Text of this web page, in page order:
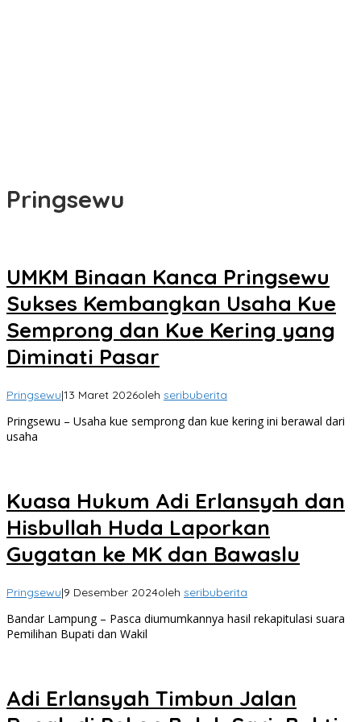
Pringsewu
UMKM Binaan Kanca Pringsewu
Sukses Kembangkan Usaha Kue
Semprong dan Kue Kering yang
Diminati Pasar
Pringsewu|13 Maret 2026oleh seribuberita
Pringsewu – Usaha kue semprong dan kue kering ini berawal dari
usaha
Kuasa Hukum Adi Erlansyah dan
Hisbullah Huda Laporkan
Gugatan ke MK dan Bawaslu
Pringsewu|9 Desember 2024oleh seribuberita
Bandar Lampung – Pasca diumumkannya hasil rekapitulasi suara
Pemilihan Bupati dan Wakil
Adi Erlansyah Timbun Jalan